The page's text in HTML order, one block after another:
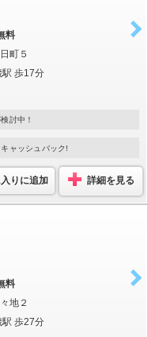
料
町５
駅 歩17分
討中！
キャッシュバック!
りに追加 詳細を見る
料
地２
駅 歩27分